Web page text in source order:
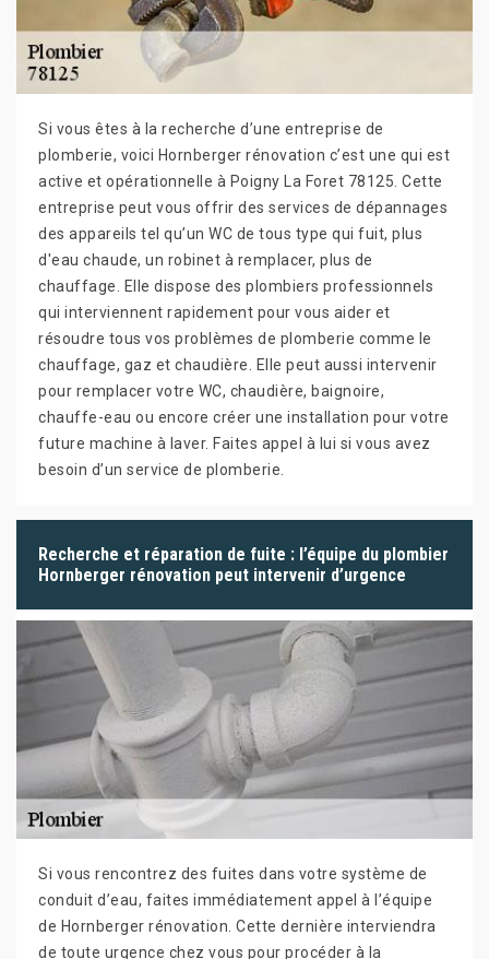
Si vous êtes à la recherche d’une entreprise de
plomberie, voici Hornberger rénovation c’est une qui est
active et opérationnelle à Poigny La Foret 78125. Cette
entreprise peut vous offrir des services de dépannages
des appareils tel qu’un WC de tous type qui fuit, plus
d'eau chaude, un robinet à remplacer, plus de
chauffage. Elle dispose des plombiers professionnels
qui interviennent rapidement pour vous aider et
résoudre tous vos problèmes de plomberie comme le
chauffage, gaz et chaudière. Elle peut aussi intervenir
pour remplacer votre WC, chaudière, baignoire,
chauffe-eau ou encore créer une installation pour votre
future machine à laver. Faites appel à lui si vous avez
besoin d’un service de plomberie.
Recherche et réparation de fuite : l’équipe du plombier
Hornberger rénovation peut intervenir d’urgence
Si vous rencontrez des fuites dans votre système de
conduit d’eau, faites immédiatement appel à l’équipe
de Hornberger rénovation. Cette dernière interviendra
de toute urgence chez vous pour procéder à la